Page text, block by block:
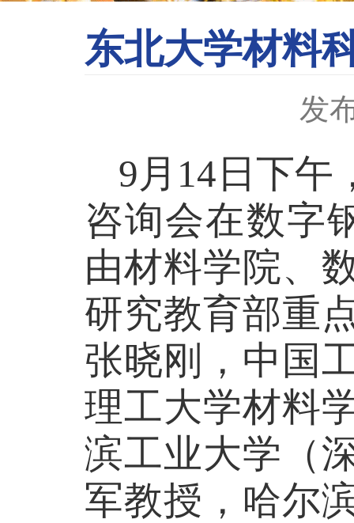
东北大学材料
发
9月 14 日下午
咨询会在数字
由材料学院、
研究教育部重
张晓刚， 中国
理工大学材料
滨工业大学（
军教授， 哈尔